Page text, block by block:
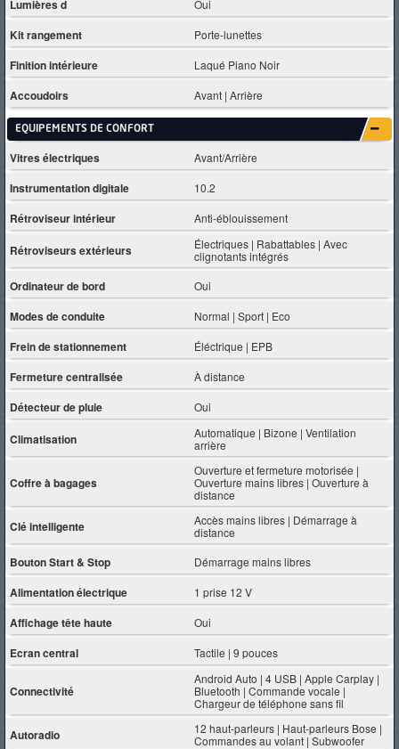
Lumières d Oui
Kit rangement Porte-lunettes
Finition intérieure Laqué Piano Noir
Accoudoirs Avant | Arrière
EQUIPEMENTS DE CONFORT
Vitres électriques Avant/Arrière
Instrumentation digitale 10.2
Rétroviseur intérieur Anti-éblouissement
Rétroviseurs extérieurs
Électriques | Rabattables | Avec
clignotants intégrés
Ordinateur de bord Oui
Modes de conduite Normal | Sport | Eco
Frein de stationnement Éléctrique | EPB
Fermeture centralisée À distance
Détecteur de pluie Oui
Climatisation
Automatique | Bizone | Ventilation
arrière
Coffre à bagages
Ouverture et fermeture motorisée |
Ouverture mains libres | Ouverture à
distance
Clé intelligente
Accès mains libres | Démarrage à
distance
Bouton Start & Stop Démarrage mains libres
Alimentation électrique 1 prise 12 V
Affichage tête haute Oui
Ecran central Tactile | 9 pouces
Connectivité
Android Auto | 4 USB | Apple Carplay |
Bluetooth | Commande vocale |
Chargeur de téléphone sans fil
Autoradio
12 haut-parleurs | Haut-parleurs Bose |
Commandes au volant | Subwoofer